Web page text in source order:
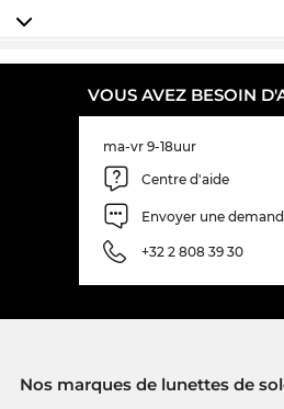
avons votre
consolation pour l’attente.
ligne nous avons des prix
VOUS AVEZ BESOIN
ma-vr 9-18uur
Centre d'aide
Envoyer une
+32 2 808 39 30
Nos marques de lunettes de